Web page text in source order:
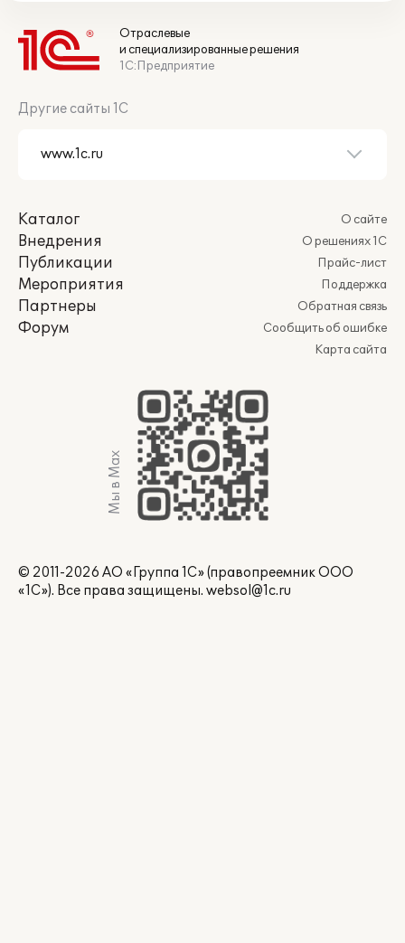
Отраслевые
и специализированные решения
1С:Предприятие
Другие сайты 1С
Каталог
Внедрения
Публикации
Мероприятия
Партнеры
Форум
О сайте
О решениях 1С
Прайс-лист
Поддержка
Обратная связь
Сообщить об ошибке
Карта сайта
Мы в Max
© 2011-2026 АО «Группа 1С» (правопреемник ООО
«1С»). Все права защищены. websol@1c.ru